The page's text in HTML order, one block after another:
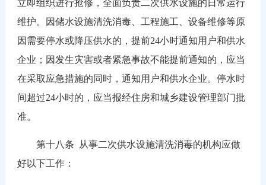
立即组织进行抢修，全面负责二次供水设施的日常运行
维护。因储水设施清洗消毒、工程施工、设备维修等原
因需要停水或降压供水的，提前24小时通知用户和供水
企业；因发生灾害或者紧急事故不能提前通知的，应当
在采取应急措施的同时，通知用户和供水企业。停水时
间超过24小时的，应当报经住房和城乡建设管理部门批
准。
第十八条 从事二次供水设施清洗消毒的机构应做
好以下工作：